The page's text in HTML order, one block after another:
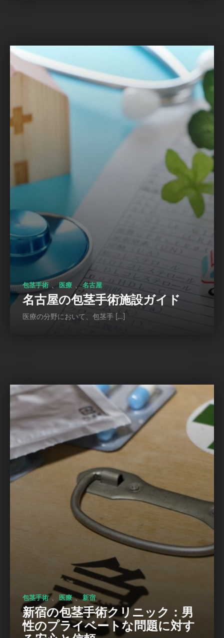
包茎手術 、 医療 、名古屋
名古屋の包茎手術施設ガイド
医療の分野において、包茎手 […]
包茎手術 、 医療 、新宿
新宿の包茎手術クリニック：男
性のプライベートな問題に対す